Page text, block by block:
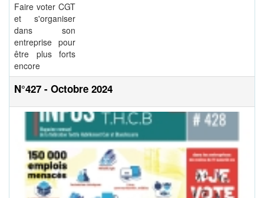
Faire voter CGT
et s'organiser
dans son
entreprise pour
être plus forts
encore
N°427 - Octobre 2024